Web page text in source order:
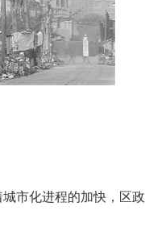
市化进程的加快，区政